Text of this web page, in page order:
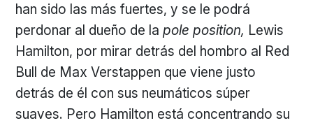
han sido las más fuertes, y se le podrá
perdonar al dueño de lapole position, Lewis
Hamilton, por mirar detrás del hombro al Red
Bull de Max Verstappen que viene justo
detrás de él con sus neumáticos súper
suaves. Pero Hamilton está concentrando su